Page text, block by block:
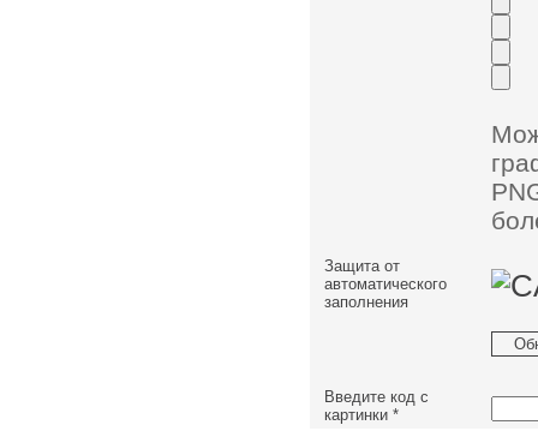
Защита от
автоматического
заполнения
Введите код с
картинки *